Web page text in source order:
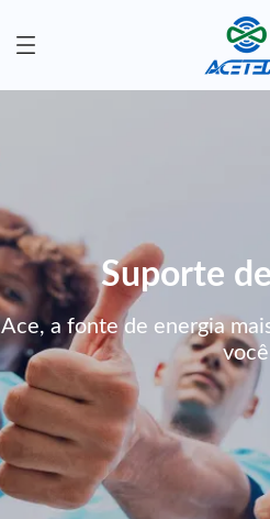
Suporte
Ace, a fonte de energia
você